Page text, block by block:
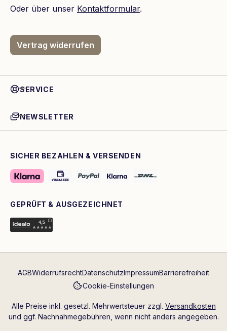
Oder über unser Kontaktformular.
Vertrag widerrufen
SERVICE
NEWSLETTER
SICHER BEZAHLEN & VERSENDEN
GEPRÜFT & AUSGEZEICHNET
AGBWiderrufsrechtDatenschutzImpressumBarrierefreiheit
Cookie-Einstellungen
Alle Preise inkl. gesetzl. Mehrwertsteuer zzgl. Versandkosten
und ggf. Nachnahmegebühren, wenn nicht anders angegeben.